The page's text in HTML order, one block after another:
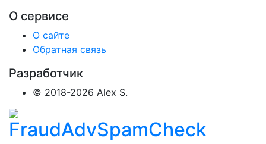
О сервисе
О сайте
Обратная связь
Разработчик
© 2018-2026 Alex S.